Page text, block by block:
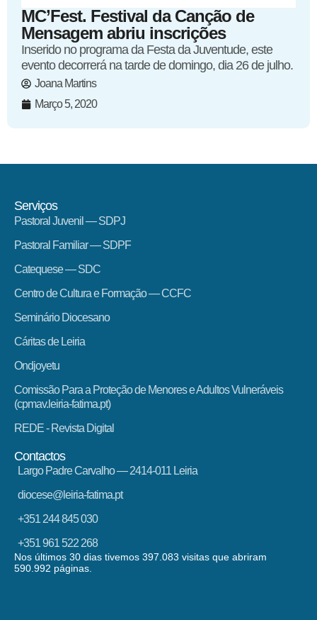
MC’Fest. Festival da Canção de
Mensagem abriu inscrições
Inserido no programa da Festa da Juventude, este
evento decorrerá na tarde de domingo, dia 26 de julho.
Joana Martins
Março 5, 2020
Serviços
Pastoral Juvenil — SDPJ
Pastoral Familiar — SDPF
Catequese — SDC
Centro de Cultura e Formação — CCFC
Seminário Diocesano
Cáritas de Leiria
Ondjoyetu
Comissão Para a Proteção de Menores e Adultos Vulneráveis
(cpmav.leiria-fatima.pt)
REDE - Revista Digital
Contactos
Largo Padre Carvalho — 2414-011 Leiria
diocese@leiria-fatima.pt
+351 244 845 030
+351 961 522 268
Nos últimos 30 dias tivemos 397.083 visitas que abriram
590.992 páginas.